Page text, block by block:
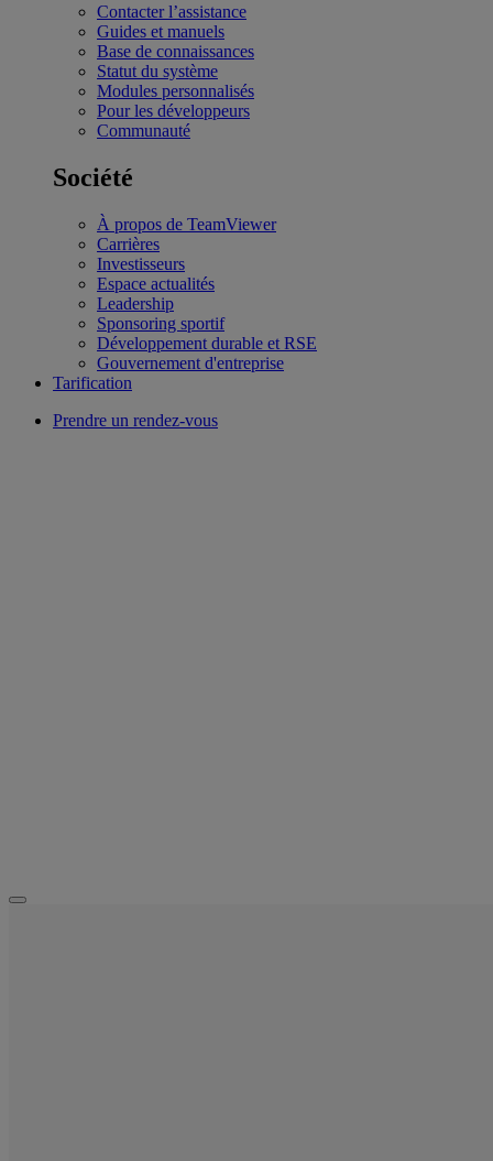
Contacter l’assistance
Guides et manuels
Base de connaissances
Statut du système
Modules personnalisés
Pour les développeurs
Communauté
Société
À propos de TeamViewer
Carrières
Investisseurs
Espace actualités
Leadership
Sponsoring sportif
Développement durable et RSE
Gouvernement d'entreprise
Tarification
Prendre un rendez-vous